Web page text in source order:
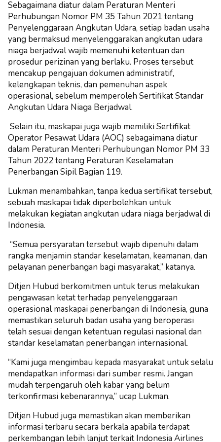
Sebagaimana diatur dalam Peraturan Menteri
Perhubungan Nomor PM 35 Tahun 2021 tentang
Penyelenggaraan Angkutan Udara, setiap badan usaha
yang bermaksud menyelenggarakan angkutan udara
niaga berjadwal wajib memenuhi ketentuan dan
prosedur perizinan yang berlaku. Proses tersebut
mencakup pengajuan dokumen administratif,
kelengkapan teknis, dan pemenuhan aspek
operasional, sebelum memperoleh Sertifikat Standar
Angkutan Udara Niaga Berjadwal.
Selain itu, maskapai juga wajib memiliki Sertifikat
Operator Pesawat Udara (AOC) sebagaimana diatur
dalam Peraturan Menteri Perhubungan Nomor PM 33
Tahun 2022 tentang Peraturan Keselamatan
Penerbangan Sipil Bagian 119.
Lukman menambahkan, tanpa kedua sertifikat tersebut,
sebuah maskapai tidak diperbolehkan untuk
melakukan kegiatan angkutan udara niaga berjadwal di
Indonesia.
“Semua persyaratan tersebut wajib dipenuhi dalam
rangka menjamin standar keselamatan, keamanan, dan
pelayanan penerbangan bagi masyarakat,” katanya.
Ditjen Hubud berkomitmen untuk terus melakukan
pengawasan ketat terhadap penyelenggaraan
operasional maskapai penerbangan di Indonesia, guna
memastikan seluruh badan usaha yang beroperasi
telah sesuai dengan ketentuan regulasi nasional dan
standar keselamatan penerbangan internasional.
“Kami juga mengimbau kepada masyarakat untuk selalu
mendapatkan informasi dari sumber resmi. Jangan
mudah terpengaruh oleh kabar yang belum
terkonfirmasi kebenarannya,” ucap Lukman.
Ditjen Hubud juga memastikan akan memberikan
informasi terbaru secara berkala apabila terdapat
perkembangan lebih lanjut terkait Indonesia Airlines